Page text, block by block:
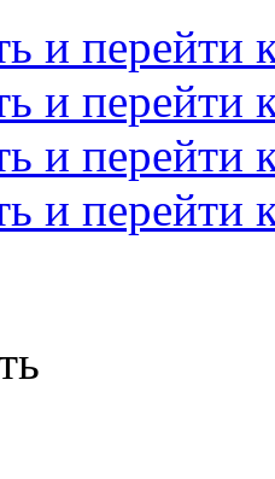
и перейти
и перейти
и перейти
и перейти